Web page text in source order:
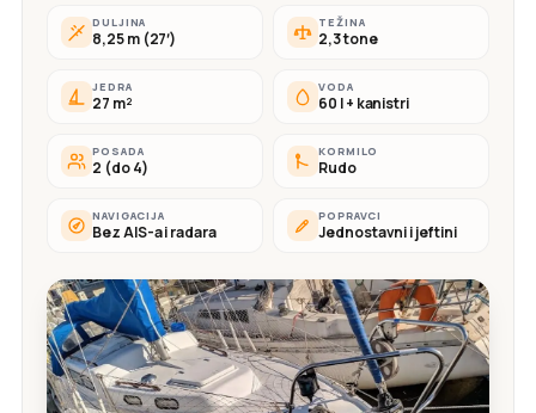
DULJINA
8,25 m (27′)
TEŽINA
2,3 tone
JEDRA
27 m²
VODA
60 l + kanistri
POSADA
2 (do 4)
KORMILO
Rudo
NAVIGACIJA
Bez AIS-a i radara
POPRAVCI
Jednostavni i jeftini